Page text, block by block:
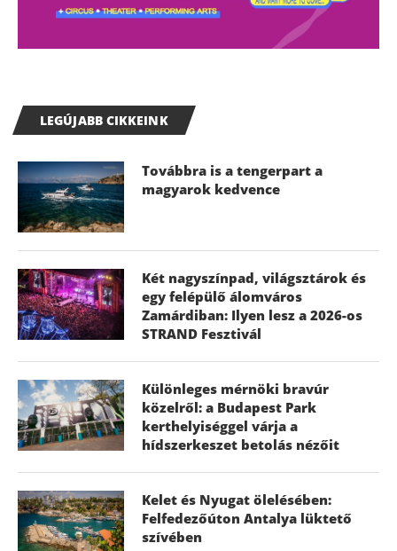
LEGÚJABB CIKKEINK
Továbbra is a tengerpart a
magyarok kedvence
Két nagyszínpad, világsztárok és
egy felépülő álomváros
Zamárdiban: Ilyen lesz a 2026-os
STRAND Fesztivál
Különleges mérnöki bravúr
közelről: a Budapest Park
kerthelyiséggel várja a
hídszerkeszet betolás nézőit
Kelet és Nyugat ölelésében:
Felfedezőúton Antalya lüktető
szívében